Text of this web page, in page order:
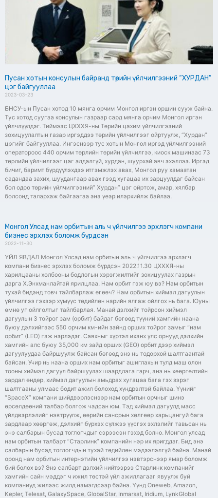
Пусан хотын консулын байранд төрийн үйлчилгээний “ХУРДАН”
цэг байгууллаа
2023-03-23
БНСУ-ын Пусан хотод 10 мянга орчим Монгол иргэн оршин сууж байна.
Тус хотод суугаа консулын газраар сард мянга орчим Монгол иргэн
үйлчлүүлдэг. Тиймээс ЦХХХЯ-ны Төрийн цахим үйлчилгээний
зохицуулалтын газар иргэддээ төрийн үйлчилгээг ойртуулж, “Хурдан”
цэгийг байгууллаа. Ингэснээр тус хотын Монгол иргэд үйлчилгээний
оператороос 440 орчим төрлийн төрийн үйлчилгээ, киоск машинаас 73
төрлийн үйлчилгээг цаг алдалгүй, хурдан, шуурхай авч эхэллээ. Иргэд
бичиг, баримт бүрдүүлэхдээ итгэмжлэх авах, Монгол руу хамаатан
садандаа захих, шуудангаар авах гээд хугацаа их зарцуулдаг байсан
бол одоо төрийн үйлчилгээний” Хурдан” цэг ойртож, амар, хялбар
болсонд талархаж байгаагаа энэ үеэр илэрхийлж байлаа.
Монгол Улсад нам орбитын аль ч үйлчилгээ эрхлэгч компани
бизнес эрхлэх боломж бүрдсэн
2022-11-30
ҮЙЛ ЯВДАЛ Монгол Улсад нам орбитын аль ч үйлчилгээ эрхлэгч
компани бизнес эрхлэх боломж бүрдсэн 2022.11.30 ЦХХХЯ-ны
харилцааны холбооны бодлогын хэрэгжилтийг зохицуулах газрын
дарга Х.Энхманлайтай ярилцлаа. Нам орбит гэж юу вэ? Нам орбитын
тухай бидэнд товч тайлбарлаж өгөөч? Нам орбитын хиймэл дагуулын
үйлчилгээ гэхээр хүмүүс төдийлөн нарийн ялгаж ойлгох нь бага. Юуны
өмнө уг ойлголтыг тайлбарлая. Манай дэлхийг тойрсон хиймэл
дагуулын 3 тойрог зам (oрбит) байдаг бөгөөд түүний хамгийн наана
буюу дэлхийгээс 550 орчим км-ийн зайнд орших тойрог замыг “нам
орбит” (LEO) гэж нэрлэдэг. Саяхныг хүртэл ихэнх улс орнууд дэлхийн
хамгийн алс буюу 35,000 км зайд орших (GEO) орбит дээр хиймэл
дагуулуудаа байршуулж байсан бөгөөд энэ нь тодорхой шалтгаантай
байсан. Учир нь наана орших нам орбитыг ашиглахын тулд маш олон
тооны хиймэл дагуул байршуулах шаардлага гарч, энэ нь хөөргөлтийн
зардал өндөр, хиймэл дагуулын амьдрах хугацаа бага гэх зэрэг
шалтгааны улмаас бодит ажил болоход хүндрэлтэй байлаа. Үүнийг
“SpaceX” компани шийдвэрлэснээр нам орбитын орчныг шинэ
өрсөлдөөний талбар болгож чадсан юм. Тэд хиймэл дагуулд масс
үйлдвэрлэлийг нэвтрүүлж, өөрийн сансрын хөлгөөр харьцангуй бага
зардлаар хөөргөж, дэлхийг бүрхэх сүлжээ үүсгэх эхлэлийг тавьсан нь
энэ салбарын бусад тоглогчдыг сэрээсэн гэхэд болно. Монгол улсад
нам орбитын талбарт “Старлинк” компанийн нэр их яригддаг. Бид энэ
салбарын бусад тоглогчдын тухай төдийлөн мэдээлэлгүй байна. Манай
оронд нам орбитын интернэтийн үйлчилгээ нэвтэрснээр ямар боломж
бий болох вэ? Энэ салбарт дэлхий нийтээрээ Старлинк компанийг
хамгийн сайн мэддэг ч ижил төстэй үйл ажиллагааг явуулж буй
компаниуд жилээс жилд нэмэгдсээр байна. Үүнд Oneweb, Amazon,
Kepler, Telesat, GalaxySpace, GlobalStar, Inmarsat, Iridium, LynkGlobal